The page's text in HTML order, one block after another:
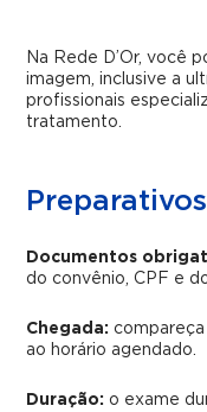
Na Rede D’Or, você
imagem, inclusive a
profissionais
tratamento.
Documentos
do convênio, CPF e
Chegada:
ao horário agendado.
Duração: o exame